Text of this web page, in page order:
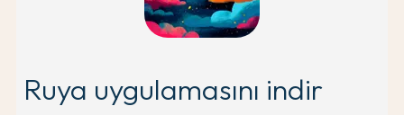
Ruya uygulamasını indir